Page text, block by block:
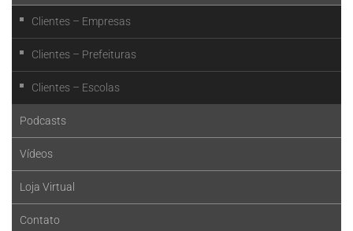
Clientes – Empresas
Clientes – Prefeituras
Clientes – Escolas
Podcasts
Vídeos
Loja Virtual
Contato